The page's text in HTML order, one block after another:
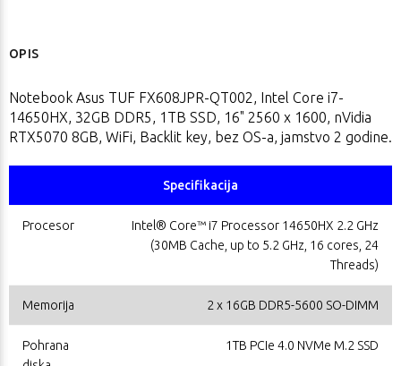
OPIS
Notebook Asus TUF FX608JPR-QT002, Intel Core i7-
14650HX, 32GB DDR5, 1TB SSD, 16" 2560 x 1600, nVidia
RTX5070 8GB, WiFi, Backlit key, bez OS-a, jamstvo 2 godine.
Specifikacija
Procesor
Intel® Core™ i7 Processor 14650HX 2.2 GHz
(30MB Cache, up to 5.2 GHz, 16 cores, 24
Threads)
Memorija 2 x 16GB DDR5-5600 SO-DIMM
Pohrana
1TB PCIe 4.0 NVMe M.2 SSD